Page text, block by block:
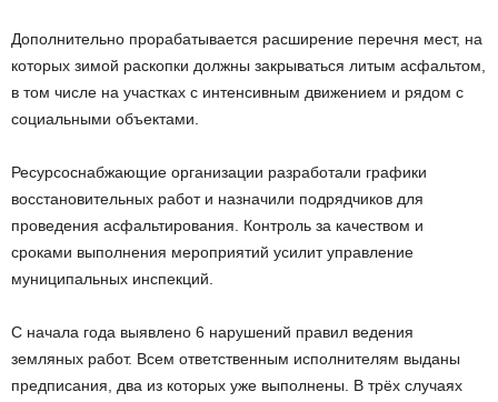
Дополнительно прорабатывается расширение перечня мест, на
которых зимой раскопки должны закрываться литым асфальтом,
в том числе на участках с интенсивным движением и рядом с
социальными объектами.
Ресурсоснабжающие организации разработали графики
восстановительных работ и назначили подрядчиков для
проведения асфальтирования. Контроль за качеством и
сроками выполнения мероприятий усилит управление
муниципальных инспекций.
С начала года выявлено 6 нарушений правил ведения
земляных работ. Всем ответственным исполнителям выданы
предписания, два из которых уже выполнены. В трёх случаях